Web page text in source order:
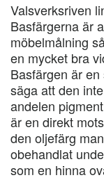
Valsverksriven
Basfärgerna är
möbelmålning
en mycket bra
Basfärgen är en
säga att den
andelen
är en direkt
den oljefärg
obehandlat
som en hinna